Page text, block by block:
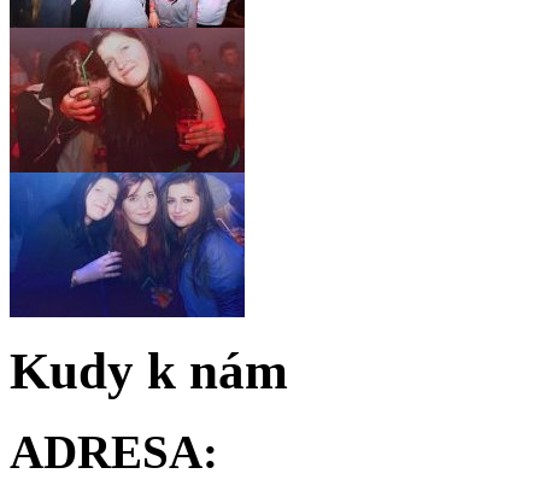
Kudy k nám
ADRESA: